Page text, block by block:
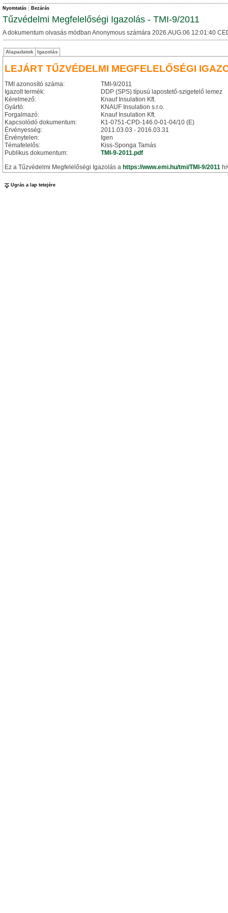
Nyomtatás Bezárás
Tűzvédelmi Megfelelőségi Igazolás - TMI-9/2011
A dokumentum olvasás módban Anonymous számára 2026.AUG.06 12:01:40
Alapadatok Igazolás
LEJÁRT TŰZVÉDELMI MEGFELELŐSÉGI
TMI azonosító száma:
TMI-9/2011
Igazolt termék:
DDP (SPS) típusú lapostető-szigetelő lemez
Kérelmező:
Knauf Insulation Kft.
Gyártó:
KNAUF Insulation s.r.o.
Forgalmazó:
Knauf Insulation Kft.
Kapcsolódó dokumentum:
K1-0751-CPD-146.0-01-04/10 (E)
Érvényesség:
2011.03.03 - 2016.03.31
Érvénytelen:
Igen
Témafelelős:
Kiss-Sponga Tamás
Publikus dokumentum:
TMI-9-2011.pdf
Ez a Tűzvédelmi Megfelelőségi Igazolás a https://www.emi.hu/tmi/TMI-9/2011
Ugrás a lap tetejére